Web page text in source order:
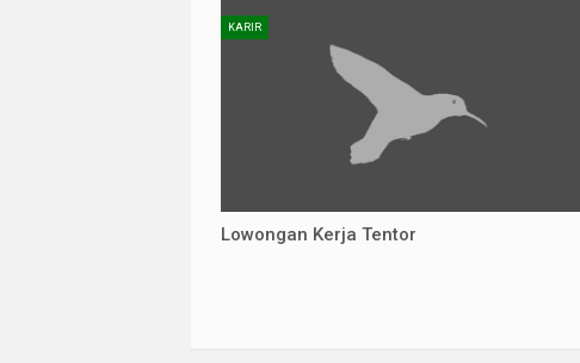
KARIR
Lowongan Kerja Tentor